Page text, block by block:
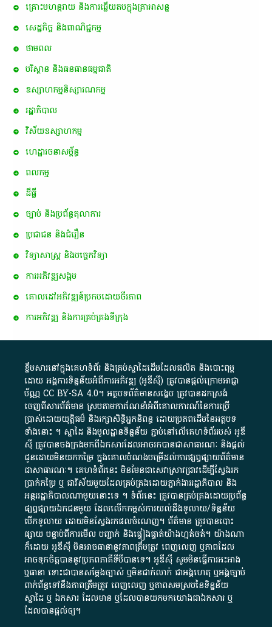
គ្រោះមហន្តរាយ និងការឆ្លើយតបក្នុងគ្រាអាសន្ន
សេដ្ឋកិច្ច និងពាណិជ្ជកម្ម
ថាមពល
បរិស្ថាន និងធនធានធម្មជាតិ
ឧស្សាហកម្មនិស្សារណកម្ម
រដ្ឋាភិបាល
វិស័យឧស្សាហកម្ម
ហេដ្ឋារចនាសម្ព័ន្ធ
ពល​កម្ម
ដីធ្លី
ច្បាប់ និងប្រព័ន្ធតុលាការ
ប្រជាជន និងជំរឿន
វិទ្យាសាស្ត្រ និងបច្ចេកវិទ្យា
ការ​អភិវឌ្ឍ​សង្គម
គោលដៅ​អភិវឌ្ឍន៍​ប្រកបដោយ​ចីរភាព
ការអភិវឌ្ឍ និងការគ្រប់គ្រងទីក្រុង
ខ្លឹមសារ​នៅ​ក្នុង​គេហទំព័រ និង​គ្រប់​ស្នា​ដៃ​ដើម​ដែល​ផលិត​ និង​បោះពុម្ព​
ដោយ​ អង្គការ​ទិន្នន័យ​អំពី​ការអភិវឌ្ឍ​​ (អូ​ឌី​ស៊ី)​ ត្រូវ​បាន​ផ្តល់​ក្រោម​អាជ្ញា
ប័ណ្ណ​CC BY-SA 4.0។​ អត្ថបទ​ព័ត៌មាន​សង្ខេប​ ត្រូវ​បាន​ដកស្រង់​
ចេញពី​សារព័ត៌មាន ស្របតាមការ​ណែនាំ​អំពី​គោលការណ៍​នៃ​ការ​ប្រើ
ប្រាស់​ដោយ​យុត្តិធម៌​ និង​រក្សាសិទ្ធិអ្នកនិពន្ធ ដោយ​ប្រភពដើម​នៃ​​អត្ថបទ
ទាំង​នោះ​ ។​ ស្នាដៃ​ និង​មូលដ្ឋាន​ទិន្នន័យ ​ភ្ជាប់​នៅ​លើ​គេហទំព័រ​របស់​ អូ​ឌី​
ស៊ី​ ត្រូវ​បាន​ចងក្រង​មក​ពី​ឯកសារ​ដែល​អាច​រក​បានជា​សាធារណៈ​ និង​ផ្តល់​
ជូន​ដោយ​មិន​យក​កម្រៃ​ ក្នុង​គោលបំណង​បម្រើ​ដល់ការ​ផ្សព្វផ្សាយ​ព័ត៌មាន​
ជា​សាធារណៈ​។​ គេហទំព័រ​នេះ​ មិនមែន​ជា​សេវា​ស្រាវជ្រាវ​ដើម្បី​ស្វែងរក
ប្រាក់​កម្រៃ​ ឬ​ ជា​វិស័យ​មួយ​ដែល​គ្រប់គ្រង​ដោយ​ភ្នាក់ងារ​រដ្ឋាភិបាល​ និង ​
អន្តររដ្ឋាភិបាល​ណាមួយ​នោះ​ទេ ​។​ ទំព័រ​នេះ​ ត្រូវ​បាន​គ្រប់គ្រង​ដោយ​ប្រព័ន្ធ​
ផ្សព្វផ្សាយ​ឯកជន​មួយ​ ដែល​លើកកម្ពស់​ការ​យល់​ដឹង​ទូលាយ​/​ទិន្នន័យ​
បើក​ទូលាយ​ ដោយ​មិនស្វែង​រក​ផល​ចំណេញ​។​ ព័ត៌មាន​ ត្រូវ​បាន​បោះ
ផ្សាយ​ បន្ទាប់​ពី​ការ​មើល​ បញ្ជាក់​ និង​ផ្ទៀងផ្ទាត់​យ៉ាង​ហ្មត់ចត់​។​ យ៉ាងណា​
ក៏​ដោយ​ អូ​ឌី​ស៊ី​ មិន​អាច​ធានា​នូវ​ភាព​ត្រឹមត្រូវ​ ពេញលេញ​ ឬ​ភាព​ដែល​
អាច​ទុកចិត្ត​បាននូវ​ប្រភព​ភាគី​ទី​បី​បាន​ទេ​។​ អូ​ឌី​ស៊ី​ សូម​មិន​ធ្វើការ​អះអាង​
ឬ​ធានា​ ទោះជា​បាន​សម្តែង​ច្បាស់​ ឬ​មិន​ជាក់លាក់​ ជា​អង្គហេតុ​ ឬ​អង្គច្បាប់​
ពាក់ព័ន្ធ​ទៅ​នឹង​ភាព​ត្រឹមត្រូវ​ ពេញលេញ​ ឬ​ភាព​សម​ស្រប​នៃ​ទិន្នន័យ​
ស្នាដៃ​ ឬ​ ឯកសារ​ ដែល​មាន​ ឬ​ដែល​បាន​យក​មក​យោង​ជា​ឯកសារ​ ឬ​
ដែល​បាន​ផ្តល់​ឲ្យ​។